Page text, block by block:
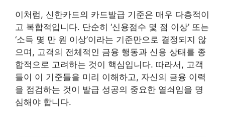
이처럼, 신한카드의 카드발급 기준은 매우 다층적이
고 복합적입니다. 단순히 ‘신용점수 몇 점 이상’ 또는
‘소득 몇 만 원 이상’이라는 기준만으로 결정되지 않
으며, 고객의 전체적인 금융 행동과 신용 상태를 종
합적으로 고려하는 것이 핵심입니다. 따라서, 고객
들이 이 기준들을 미리 이해하고, 자신의 금융 이력
을 점검하는 것이 발급 성공의 중요한 열쇠임을 명
심해야 합니다.